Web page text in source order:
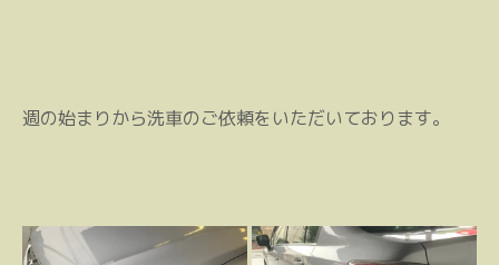
週の始まりから洗車のご依頼をいただいております。